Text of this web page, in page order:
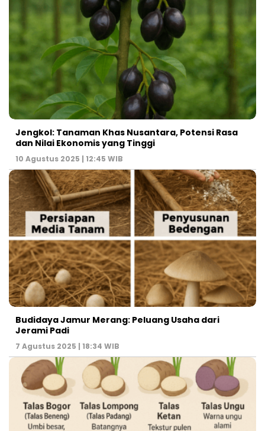
Jengkol: Tanaman Khas Nusantara, Potensi Rasa
dan Nilai Ekonomis yang Tinggi
10 Agustus 2025 | 12:45 WIB
Budidaya Jamur Merang: Peluang Usaha dari
Jerami Padi
7 Agustus 2025 | 18:34 WIB